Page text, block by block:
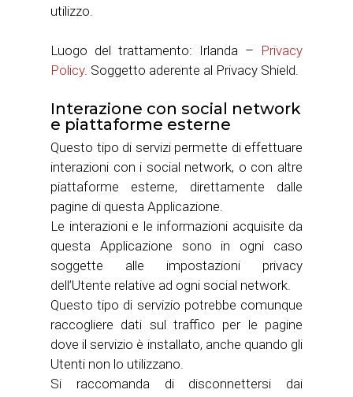
utilizzo.
Luogo del trattamento: Irlanda – Privacy
Policy. Soggetto aderente al Privacy Shield.
Interazione con social network
e piattaforme esterne
Questo tipo di servizi permette di effettuare
interazioni con i social network, o con altre
piattaforme esterne, direttamente dalle
pagine di questa Applicazione.
Le interazioni e le informazioni acquisite da
questa Applicazione sono in ogni caso
soggette alle impostazioni privacy
dell’Utente relative ad ogni social network.
Questo tipo di servizio potrebbe comunque
raccogliere dati sul traffico per le pagine
dove il servizio è installato, anche quando gli
Utenti non lo utilizzano.
Si raccomanda di disconnettersi dai